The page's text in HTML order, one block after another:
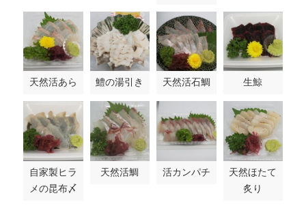
天然活あら 鱧の湯引き 天然活石鯛 生鯨
自家製ヒラ
メの昆布〆
天然活鯛 活カンパチ
天然ほたて
炙り